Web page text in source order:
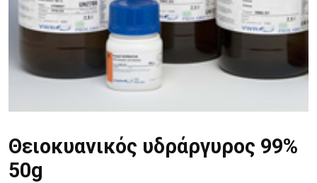
Θειοκυανικός υδράργυρος 99%
50g